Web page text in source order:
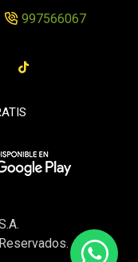
997566067